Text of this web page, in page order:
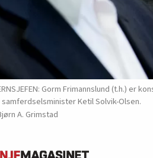
Gorm Frimannslund (t.h.) er
samferdselsminister Ketil Solvik-Olsen.
A. Grimstad